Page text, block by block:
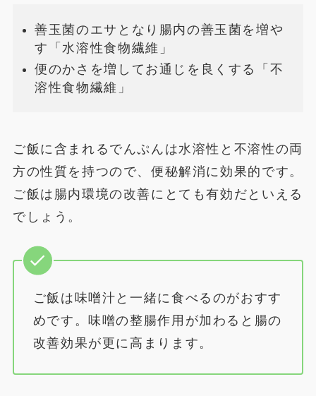
善玉菌のエサとなり腸内の善玉菌を増や
す「水溶性食物繊維」
便のかさを増してお通じを良くする「不
溶性食物繊維」
ご飯に含まれるでんぷんは水溶性と不溶性の両
方の性質を持つので、便秘解消に効果的です。
ご飯は腸内環境の改善にとても有効だといえる
でしょう。
ご飯は味噌汁と一緒に食べるのがおすす
めです。味噌の整腸作用が加わると腸の
改善効果が更に高まります。